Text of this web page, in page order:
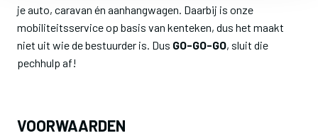
je auto, caravan én aanhangwagen. Daarbij is onze
mobiliteitsservice op basis van kenteken, dus het maakt
niet uit wie de bestuurder is. Dus GO-GO-GO, sluit die
pechhulp af!
VOORWAARDEN